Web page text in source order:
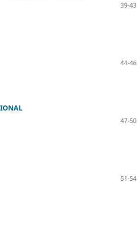
39-43
44-46
47-50
51-54